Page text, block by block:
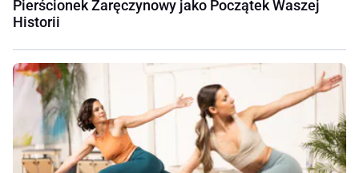
Pierścionek Zaręczynowy jako Początek Waszej
Historii